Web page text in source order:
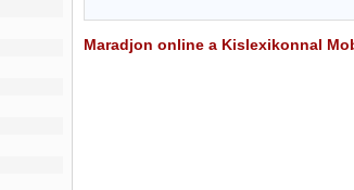
Maradjon online a Kislexikonnal